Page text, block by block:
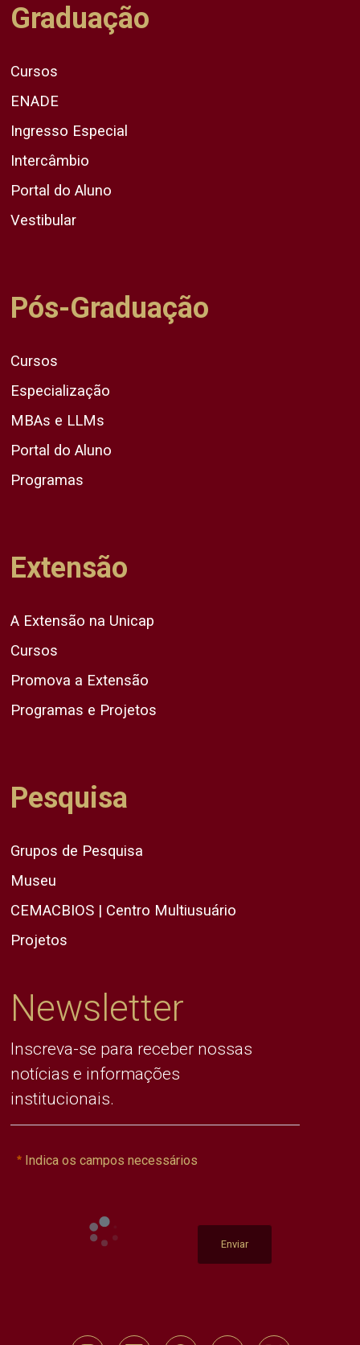
Graduação
Cursos
ENADE
Ingresso Especial
Intercâmbio
Portal do Aluno
Vestibular
Pós-Graduação
Cursos
Especialização
MBAs e LLMs
Portal do Aluno
Programas
Extensão
A Extensão na Unicap
Cursos
Promova a Extensão
Programas e Projetos
Pesquisa
Grupos de Pesquisa
Museu
CEMACBIOS | Centro Multiusuário
Projetos
Newsletter
Inscreva-se para receber nossas
notícias e informações
institucionais.
Indica os campos necessários
Enviar